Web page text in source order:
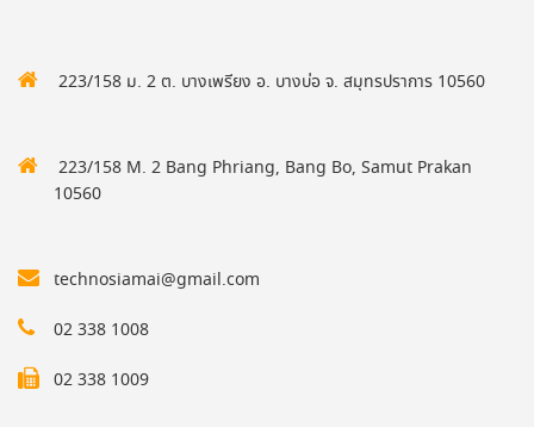
223/158 ม. 2 ต. บางเพรียง อ. บางบ่อ จ. สมุทรปราการ 10560
223/158 M. 2 Bang Phriang, Bang Bo, Samut Prakan
10560
technosiamai@gmail.com
02 338 1008
02 338 1009